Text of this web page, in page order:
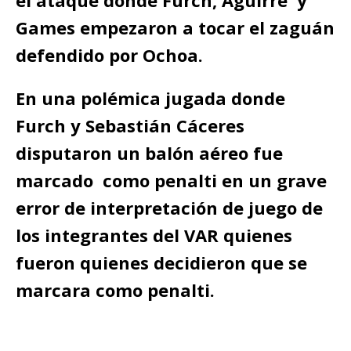
Games empezaron a tocar el zaguán
defendido por Ochoa.
En una polémica jugada donde
Furch y Sebastián Cáceres
disputaron un balón aéreo fue
marcado como penalti en un grave
error de interpretación de juego de
los integrantes del VAR quienes
fueron quienes decidieron que se
marcara como penalti.